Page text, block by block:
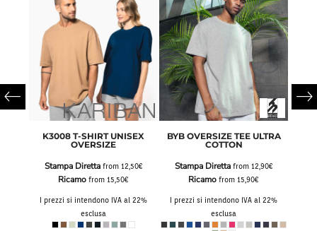
K3008 T-SHIRT UNISEX
OVERSIZE
Stampa Direttafrom 12,50€
Ricamo from 15,50€
I prezzi si intendono IVA al 22%
esclusa
BYB OVERSIZE TEE ULTRA
COTTON
Stampa Direttafrom 12,90€
Ricamo from 15,90€
I prezzi si intendono IVA al 22%
esclusa